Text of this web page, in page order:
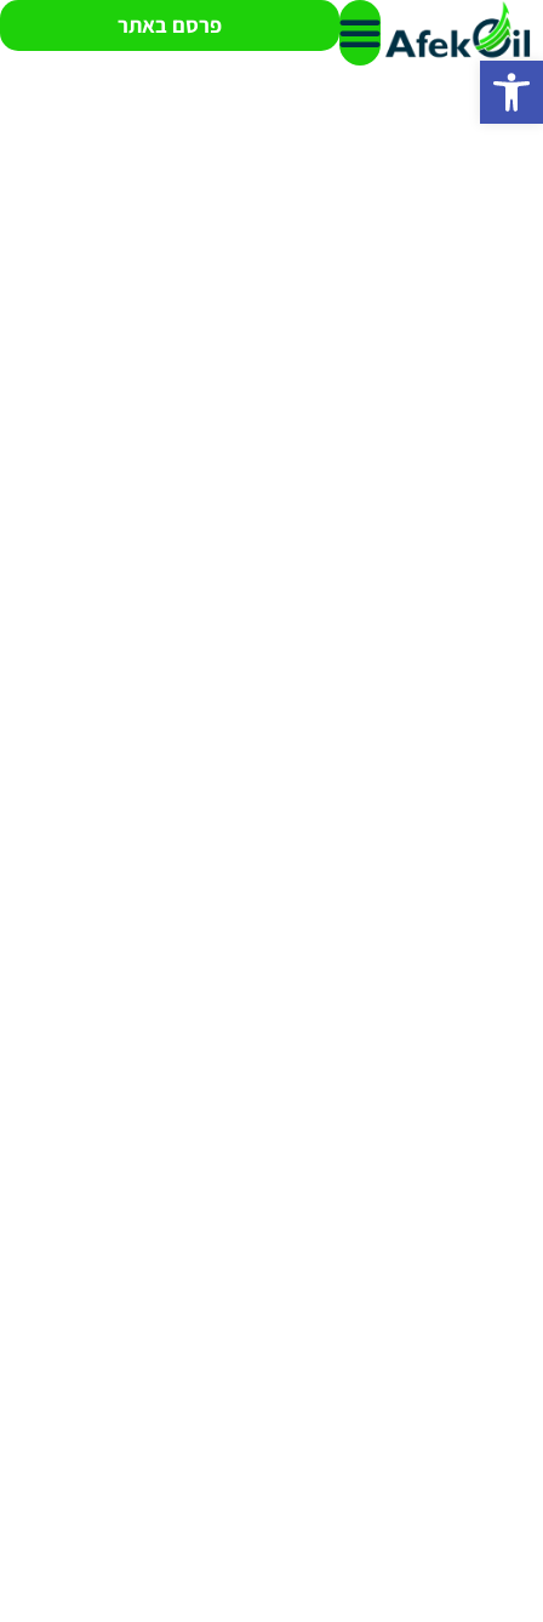
פתח סרגל נגישות
פרסם באתר